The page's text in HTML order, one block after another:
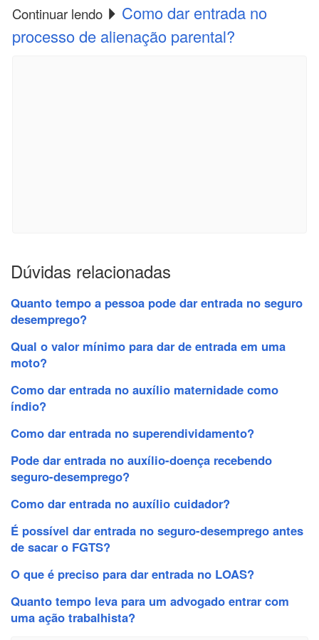
Continuar lendo
Como dar entrada no
processo de alienação parental?
Dúvidas relacionadas
Quanto tempo a pessoa pode dar entrada no seguro
desemprego?
Qual o valor mínimo para dar de entrada em uma
moto?
Como dar entrada no auxílio maternidade como
índio?
Como dar entrada no superendividamento?
Pode dar entrada no auxílio-doença recebendo
seguro-desemprego?
Como dar entrada no auxílio cuidador?
É possível dar entrada no seguro-desemprego antes
de sacar o FGTS?
O que é preciso para dar entrada no LOAS?
Quanto tempo leva para um advogado entrar com
uma ação trabalhista?